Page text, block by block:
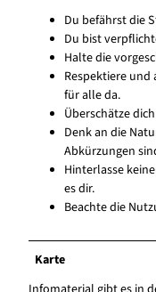
Du befährst die
Du bist
Halte die
Respektiere und
für alle da.
Überschätze
Denk an die
Abkürzungen
Hinterlasse
es dir.
Beachte die
Karte